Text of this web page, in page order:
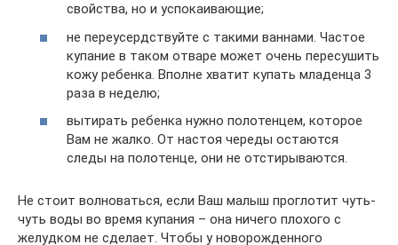
свойства, но и успокаивающие;
не переусердствуйте с такими ваннами. Частое
купание в таком отваре может очень пересушить
кожу ребенка. Вполне хватит купать младенца 3
раза в неделю;
вытирать ребенка нужно полотенцем, которое
Вам не жалко. От настоя череды остаются
следы на полотенце, они не отстирываются.
Не стоит волноваться, если Ваш малыш проглотит чуть-
чуть воды во время купания – она ничего плохого с
желудком не сделает. Чтобы у новорожденного